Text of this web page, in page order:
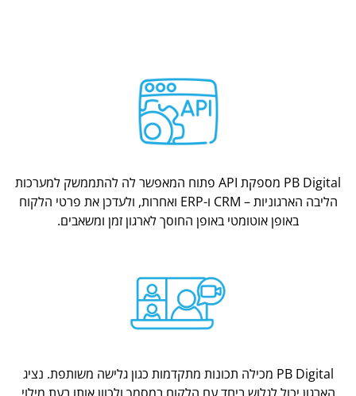
PB Digital מספקת API פתוח המאפשר לה להתממשק למערכות
הליבה הארגוניות – CRM ו-ERP ואחרות, ולעדכן את פרטי הלקוח
באופן אוטומטי באופן החוסך לארגון זמן ומשאבים.
PB Digital מכילה תכונות מתקדמות כגון גלישה משותפת. נציג